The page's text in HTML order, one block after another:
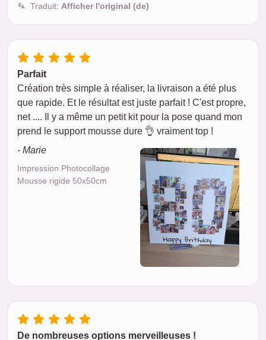
Traduit: Afficher l'original (de)
Parfait
Création très simple à réaliser, la livraison a été plus
que rapide. Et le résultat est juste parfait ! C'est propre,
net .... Il y a même un petit kit pour la pose quand mon
prend le support mousse dure 👌 vraiment top !
- Marie
Impression Photocollage
Mousse rigide 50x50cm
De nombreuses options merveilleuses !